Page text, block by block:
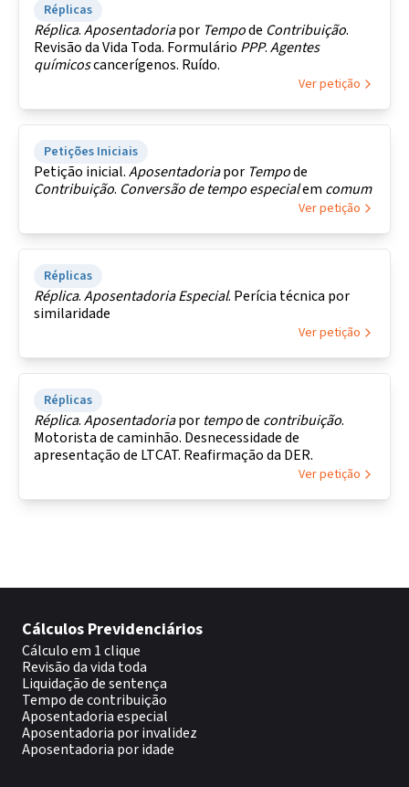
Réplicas
Réplica.Aposentadoriapor Tempode Contribuição.
Revisão da Vida Toda. Formulário PPP.Agentes
químicoscancerígenos. Ruído.
Ver petição
Petições Iniciais
Petição inicial.Aposentadoriapor Tempode
Contribuição. Conversão de tempoespecialem comum
Ver petição
Réplicas
Réplica.AposentadoriaEspecial. Perícia técnica por
similaridade
Ver petição
Réplicas
Réplica.Aposentadoriapor tempode contribuição.
Motorista de caminhão. Desnecessidade de
apresentação de LTCAT. Reafirmação da DER.
Ver petição
Cálculos Previdenciários
Cálculo em 1 clique
Revisão da vida toda
Liquidação de sentença
Tempo de contribuição
Aposentadoria especial
Aposentadoria por invalidez
Aposentadoria por idade